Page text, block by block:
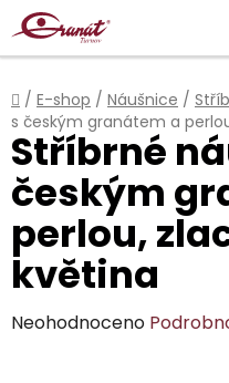
Přejít
na
obsah
Domů
/ E-shop / Náušnice /
s českým granátem a
Stříbrné
českým
perlou,
květina
Průměrné
Neohodnoceno